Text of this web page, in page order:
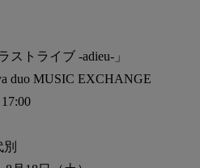
トライブ -adieu-」
duo MUSIC EXCHANGE